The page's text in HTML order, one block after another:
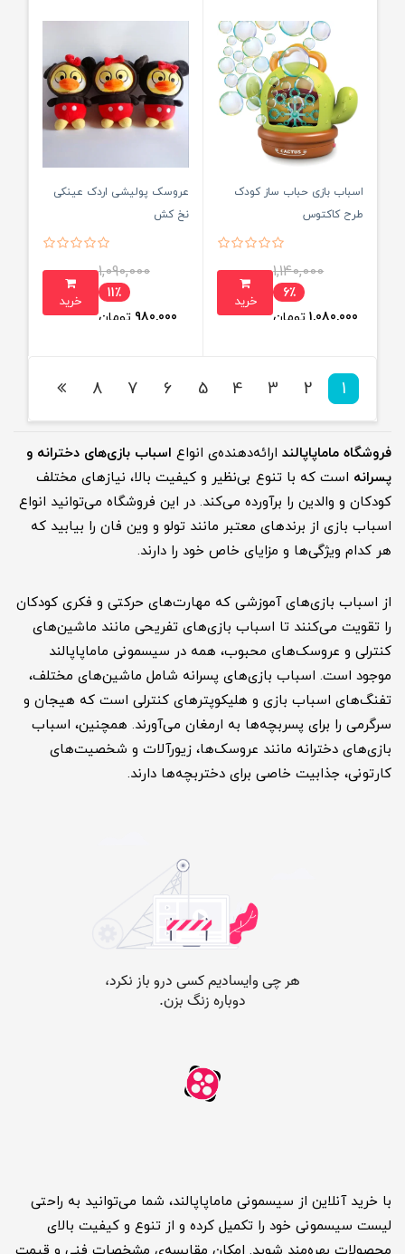
اسباب بازی حباب ساز کودک
طرح کاکتوس
1,140,000
6٪
1,080,000تومان
خرید
عروسک پولیشی اردک عینکی
نخ کش
1,090,000
11٪
980,000 تومان
خرید
1
2
3
4
5
6
7
8
فروشگاه ماماپاپالند ارائه‌دهنده‌ی انواع اسباب بازی‌های دخترانه و
پسرانه است که با تنوع بی‌نظیر و کیفیت بالا، نیازهای مختلف
کودکان و والدین را برآورده می‌کند. در این فروشگاه می‌توانید انواع
اسباب بازی از برندهای معتبر مانند تولو و وین فان را بیابید که
هر کدام ویژگی‌ها و مزایای خاص خود را دارند.
از اسباب بازی‌های آموزشی که مهارت‌های حرکتی و فکری کودکان
را تقویت می‌کنند تا اسباب بازی‌های تفریحی مانند ماشین‌های
کنترلی و عروسک‌های محبوب، همه در سیسمونی ماماپاپالند
موجود است. اسباب بازی‌های پسرانه شامل ماشین‌های مختلف،
تفنگ‌های اسباب بازی و هلیکوپترهای کنترلی است که هیجان و
سرگرمی را برای پسربچه‌ها به ارمغان می‌آورند. همچنین، اسباب
بازی‌های دخترانه مانند عروسک‌ها، زیورآلات و شخصیت‌های
کارتونی، جذابیت خاصی برای دختربچه‌ها دارند.
با خرید آنلاین از سیسمونی ماماپاپالند، شما می‌توانید به راحتی
لیست سیسمونی خود را تکمیل کرده و از تنوع و کیفیت بالای